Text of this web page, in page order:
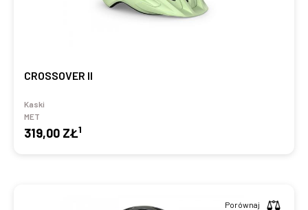
CROSSOVER II
Kaski
MET
319,00 ZŁ1
Porównaj